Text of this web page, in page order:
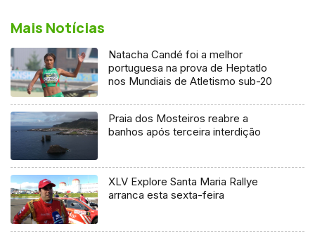
Mais Notícias
Natacha Candé foi a melhor
portuguesa na prova de Heptatlo
nos Mundiais de Atletismo sub-20
Praia dos Mosteiros reabre a
banhos após terceira interdição
XLV Explore Santa Maria Rallye
arranca esta sexta-feira